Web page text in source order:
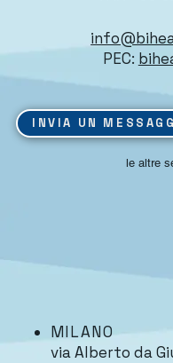
PEC:
INVIA UN
le altre
MILANO
via Alberto da